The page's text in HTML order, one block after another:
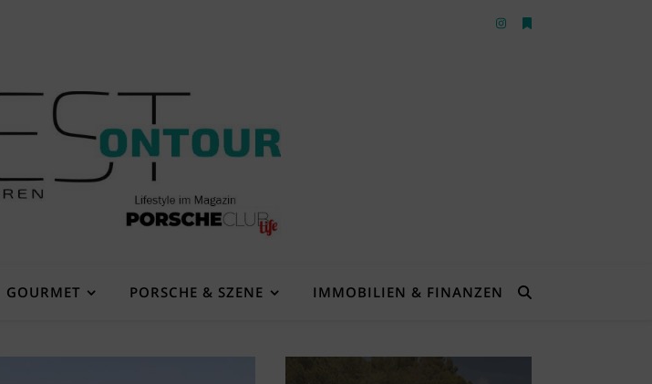
GOURMET PORSCHE & SZENE IMMOBILIEN & FINANZEN